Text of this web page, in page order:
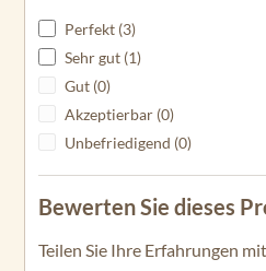
En
du
ra
50
Perfekt (3)
Sehr gut (1)
Gut (0)
Akzeptierbar (0)
Unbefriedigend (0)
Bewerten Sie dieses
Teilen Sie Ihre Erfahrungen